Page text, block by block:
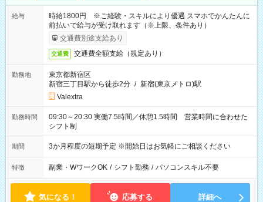
給与
時給1800円 ※ご経験・スキルにより優遇 スマホでかんたんに
前払いで給与が受け取れます（※上限、条件あり）
交通費別途支給あり
交通費 交通費全額支給（規定あり）
勤務地
東京都新宿区
新宿三丁目駅から徒歩2分 / 新宿(東京メトロ)駅
Valextra
勤務時間
09:30～20:30 実働7.5時間／休憩1.5時間 営業時間に合わせた
シフト制
期間 3か月程度の短期予定 ※開始日はお気軽にご相談ください
特徴 副業・WワークOK / シフト勤務 / パソコンスキル不要
気になる！ 応募する 詳細へ